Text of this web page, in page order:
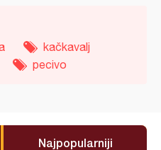
kačkavalj
pecivo
Najpopularniji